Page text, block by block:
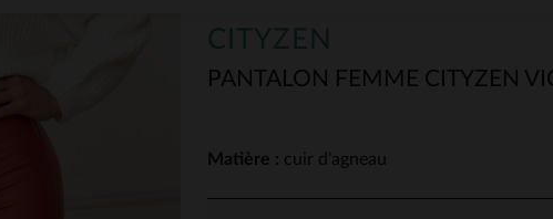
CITYZEN
PANTALON FEMME CITYZEN
Matière : cuir d'agneau